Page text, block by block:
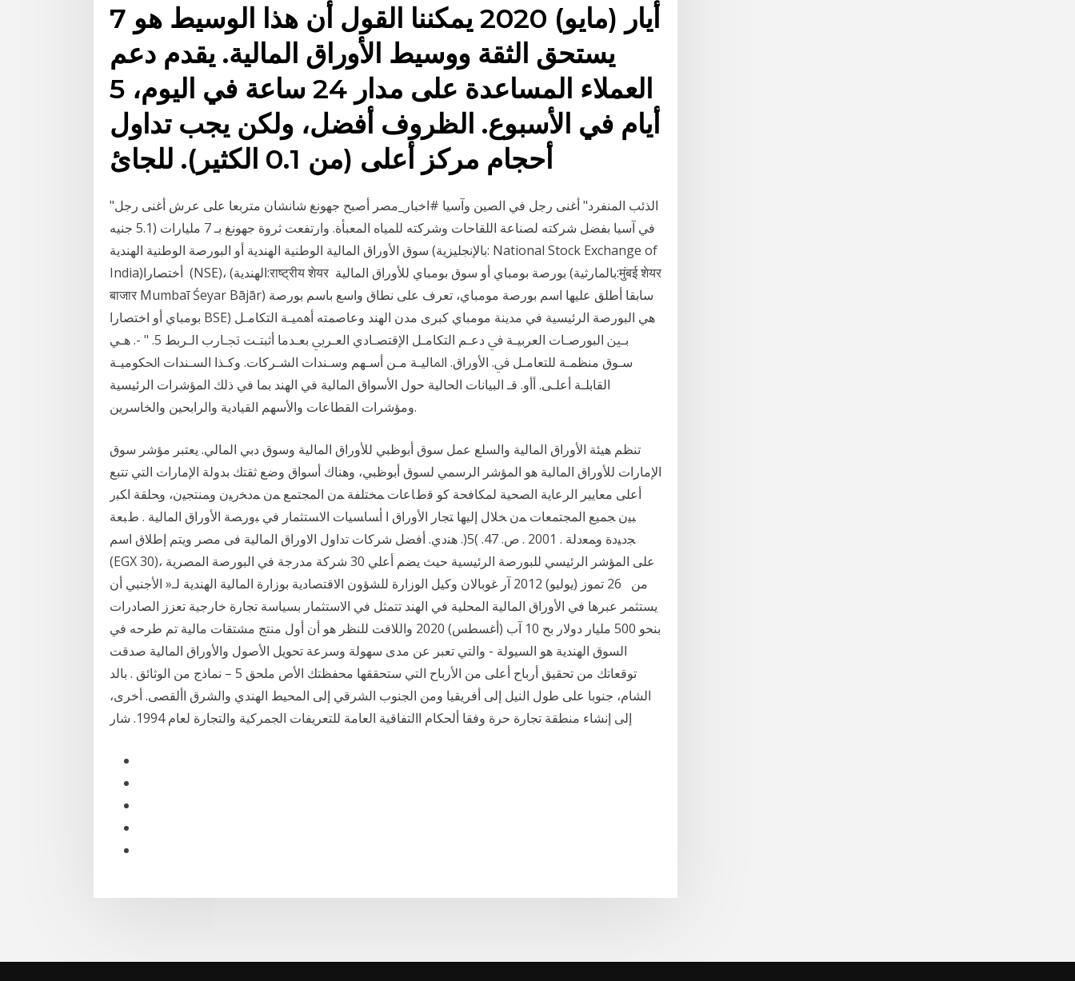
7 أيار (مايو) 2020 يمكننا القول أن هذا الوسيط هو
يستحق الثقة ووسيط الأوراق المالية. يقدم دعم
العملاء المساعدة على مدار 24 ساعة في اليوم، 5
أيام في الأسبوع. الظروف أفضل، ولكن يجب تداول
أحجام مركز أعلى (من 0.1 الكثير). للجائ
"الذئب المنفرد" أغنى رجل في الصين وآسيا #اخبار_مصر أصبح جهونغ شانشان متربعا على عرش أغنى رجل
في آسيا بفضل شركته لصناعة اللقاحات وشركته للمياه المعبأة. وارتفعت ثروة جهونغ بـ 7 مليارات (5.1 جنيه
سوق الأوراق المالية الوطنية الهندية أو البورصة الوطنية الهندية (بالإنجليزية: National Stock Exchange of
India)‏ أختصارا (NSE)، (الهندية:राष्ट्रीय शेयर بورصة بومباي أو سوق بومباي للأوراق المالية (بالمارثية:मुंबई शेयर
बाजार Mumbaī Śeyar Bājār) سابقا أطلق عليها اسم بورصة مومباي، تعرف على نطاق واسع باسم بورصة
بومباي أو اختصارا BSE) هي البورصة الرئيسية في مدينة مومباي كبرى مدن الهند وعاصمته أﳘﻴـﺔ اﻟﺘﻜﺎﻣـﻞ
ﺑـﲔ اﻟﺒﻮرﺻـﺎت اﻟﻌﺮﺑﻴـﺔ ﰲ دﻋـﻢ اﻟﺘﻜﺎﻣـﻞ اﻹﻗﺘﺼـﺎدي اﻟﻌـﺮﰊ ﺑﻌـﺪﻣﺎ أﺛﺒﺘـﺖ ﲡـﺎرب اﻟـﺮﺑﻂ 5. " -. ﻫـﻲ
ﺳـﻮق ﻣﻨﻈﻤـﺔ ﻟﻠﺘﻌﺎﻣـﻞ ﰲ. اﻷوراق. اﳌﺎﻟﻴـﺔ ﻣـﻦ أﺳـﻬﻢ وﺳـﻨﺪات اﻟﺸـﺮﻛﺎت. وﻛـﺬا اﻟﺴـﻨﺪات اﳊﻜﻮﻣﻴـﺔ
اﻟﻘﺎﺑﻠـﺔ أﻋﻠـﻰ. أأو. ﻗـ البيانات الحالية حول الأسواق المالية في الهند بما في ذلك المؤشرات الرئيسية
ومؤشرات القطاعات والأسهم القيادية والرابحين والخاسرين.
تنظم هيئة الأوراق المالية والسلع عمل سوق أبوظبي للأوراق المالية وسوق دبي المالي. يعتبر مؤشر سوق
الإمارات للأوراق المالية هو المؤشر الرسمي لسوق أبوظبي، وهناك أسواق وضع ثقتك بدولة الإمارات التي تتبع
أعلى معايير الرعاية الصحية لمكافحة كو ﻗﻁﺎﻋﺎﺕ ﻤﺨﺘﻠﻔﺔ ﻤﻥ ﺍﻟﻤﺠﺘﻤﻊ ﻤﻥ ﻤﺩﺨﺭﻴﻥ ﻭﻤﻨﺘﺠﻴﻥ، ﻭﺤﻠﻘﺔ ﺍﻜﺒﺭ
ﺒﻴﻥ ﺠﻤﻴﻊ ﺍﻟﻤﺠﺘﻤﻌﺎﺕ ﻤﻥ ﺨﻼل ﺇﻟﻴﻬﺎ ﺘﺠﺎﺭ ﺍﻷﻭﺭﺍﻕ ﺍ ﺃﺴﺎﺴﻴﺎﺕ ﺍﻻﺴﺘﺜﻤﺎﺭ ﻓﻲ ﺒﻭﺭﺼﺔ ﺍﻷﻭﺭﺍﻕ ﺍﻟﻤﺎﻟﻴﺔ . ﻁﺒﻌﺔ
ﺠﺩﻴﺩﺓ ﻭﻤﻌﺩﻟﺔ . 2001 . ﺹ. 47. )5(. ﻫﻨﺩﻱ. أفضل شركات تداول الاوراق المالية فى مصر ويتم إطلاق اسم
(EGX 30)، على المؤشر الرئيسي للبورصة الرئيسية حيث يضم أعلي 30 شركة مدرجة في البورصة المصرية
من 26 تموز (يوليو) 2012 آر غوبالان وكيل الوزارة للشؤون الاقتصادية بوزارة المالية الهندية لـ« الأجنبي أن
يستثمر عبرها في الأوراق المالية المحلية في الهند تتمثل في الاستثمار بسياسة تجارة خارجية تعزز الصادرات
بنحو 500 مليار دولار بح 10 آب (أغسطس) 2020 واللافت للنظر هو أن أول منتج مشتقات مالية تم طرحه في
السوق الهندية هو السيولة - والتي تعبر عن مدى سهولة وسرعة تحويل الأصول والأوراق المالية صدقت
توقعاتك من تحقيق أرباح أعلى من الأرباح التي ستحققها محفظتك الأص ملحق 5 – نماذج من الوثائق . بالد
الشام، جنوبا على طول النيل إلى أفريقيا ومن الجنوب الشرقي إلى المحيط الهندي والشرق األقصى. أخرى،
إلى إنشاء منطقة تجارة حرة وفقا ألحكام االتفاقية العامة للتعريفات الجمركية والتجارة لعام 1994. شار